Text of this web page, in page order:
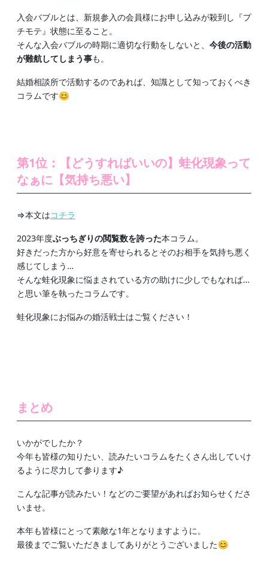
入会バブルとは、新規参入の会員様にお申し込みが殺到し『プ
チモテ』状態に至ること。
そんな入会バブルの時期に適切な行動をしないと、 今後の活動
が難航してしまう事も。
結婚相談所で活動するのであれば、知識として知っておくべき
コラムです😊
第1位：【どうすればいいの】蛙化現象って
なぁに【気持ち悪い】
⇒本文はコチラ
2023年度ぶっちぎりの閲覧数を誇った本コラム。
好きだった方から好意を寄せられるとそのお相手を気持ち悪く
感じてしまう…
そんな蛙化現象に悩まされている方の助けに少しでもなれば…
と思い筆を執ったコラムです。
蛙化現象にお悩みの婚活戦士はご覧ください！
まとめ
いかがでしたか？
今年も皆様の知りたい、読みたいコラムをたくさん出していけ
るように尽力して参ります♪
こんな記事が読みたい！などのご要望があればお知らせくださ
いませ。
本年も皆様にとって素敵な1年となりますように。
最後までご覧いただきましてありがとうございました😊